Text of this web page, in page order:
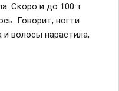
Скоро и до 100 т
Говорит, ногти
и волосы нарастила,